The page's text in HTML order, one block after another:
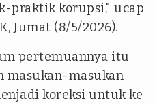
praktik korupsi," ucap
Jumat (8/5/2026).
pertemuannya itu
masukan-masukan
koreksi untuk ke